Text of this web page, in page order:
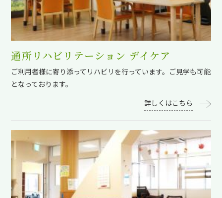
通所リハビリテーション デイケア
ご利用者様に寄り添ってリハビリを行っています。ご見学も可能
となっております。
詳しくはこちら